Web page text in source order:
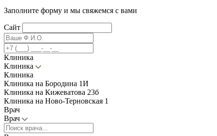
Заполните форму и мы свяжемся с вами
Сайт
Клиника
Клиника
Клиника
Клиника на Бородина 1И
Клиника на Кижеватова 23б
Клиника на Ново-Терновская 1
Врач
Врач